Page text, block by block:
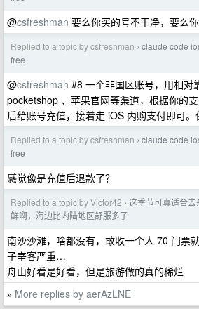
@csfreshman 要么你买的号不干净，要么
Replied to a topic by csfreshman › claude code
free
@csfreshman #8 一个非国区账号，用相对
pocketshop 、苹果官网等渠道，根据你的
后给账号充值，接着走 iOS 内购支付即可
Replied to a topic by csfreshman › claude code
free
感觉像是充值后退款了？
Replied to a topic by Victor42 › 这季节可真适合
鲜啊，海边比内陆地区舒服多了
南沙沙滩，啥都没有，敢收一个人 70 门票
子宰客严重…
舟山好看是好看，但是旅游做的真的稀烂
» More replies by aerAzLNE